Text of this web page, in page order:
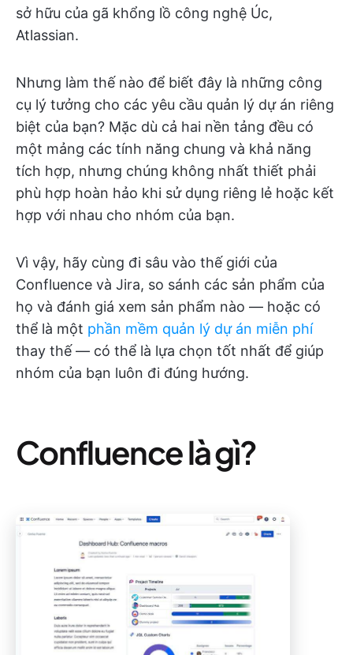
sở hữu của gã khổng lồ công nghệ Úc,
Atlassian.
Nhưng làm thế nào để biết đây là những công
cụ lý tưởng cho các yêu cầu quản lý dự án riêng
biệt của bạn? Mặc dù cả hai nền tảng đều có
một mảng các tính năng chung và khả năng
tích hợp, nhưng chúng không nhất thiết phải
phù hợp hoàn hảo khi sử dụng riêng lẻ hoặc kết
hợp với nhau cho nhóm của bạn.
Vì vậy, hãy cùng đi sâu vào thế giới của
Confluence và Jira, so sánh các sản phẩm của
họ và đánh giá xem sản phẩm nào — hoặc có
thể là một phần mềm quản lý dự án miễn phí
thay thế — có thể là lựa chọn tốt nhất để giúp
nhóm của bạn luôn đi đúng hướng.
Confluence là gì?